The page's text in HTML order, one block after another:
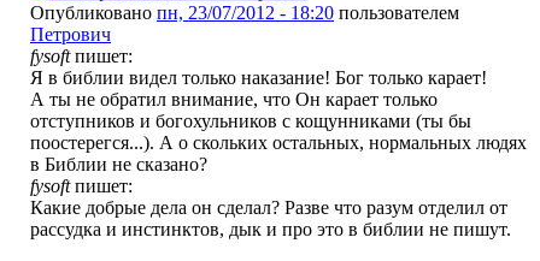
Опубликовано пн, 23/07/2012 - 18:20 пользователем
Петрович
fysoftпишет:
Я в библии видел только наказание! Бог только карает!
А ты не обратил внимание, что Он карает только
отступников и богохульников с кощунниками (ты бы
поостерегся...). А о скольких остальных, нормальных людях
в Библии не сказано?
fysoftпишет:
Какие добрые дела он сделал? Разве что разум отделил от
рассудка и инстинктов, дык и про это в библии не пишут.